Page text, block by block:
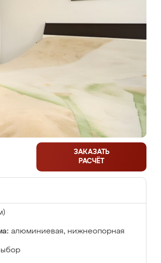
ЗАКАЗАТЬ
РАСЧЁТ
алюминиевая, нижнеопорная